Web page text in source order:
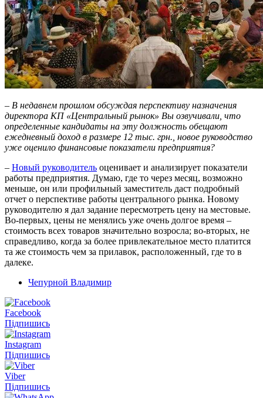
– В недавнем прошлом обсуждая перспективу назначения
директора КП «Центральный рынок» Вы озвучивали, что
определенные кандидаты на эту должность обещают
ежедневный доход в размере 12 тыс. грн., новое руководство
уже оценило финансовые показатели предприятия?
– Новый руководитель оценивает и анализирует показатели
работы предприятия. Думаю, где то через месяц, возможно
меньше, он или профильный заместитель даст подробный
отчет о перспективе работы центрального рынка. Новому
руководителю я дал задание пересмотреть цену на местовые.
Во-первых, цены не менялись уже очень долгое время –
стоимость всех товаров значительно возросла; во-вторых, не
справедливо, когда за более привлекательное место платится
та же стоимость чем за прилавок, расположенный, где то в
далеке.
Чепурной Владимир
Facebook
Підпишись
Instagram
Підпишись
Viber
Підпишись